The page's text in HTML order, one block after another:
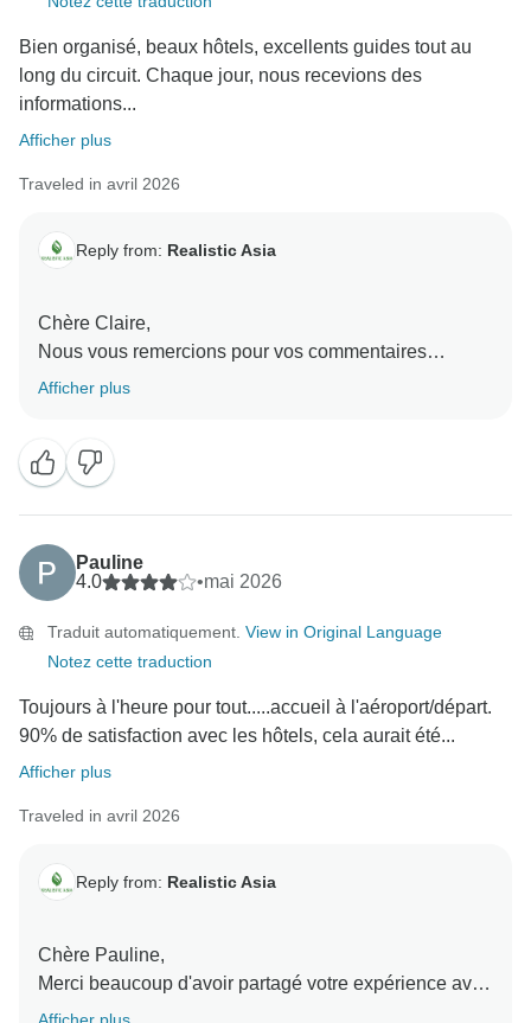
Nous vous prions d'agréer, Madame, Monsieur,
Bien organisé, beaux hôtels, excellents guides tout au
long du circuit. Chaque jour, nous recevions des
informations...
Afficher plus
Traveled in avril 2026
Reply from: Realistic Asia
Chère Claire,
Nous vous remercions pour vos commentaires
élogieux. Nous sommes ravis d'apprendre que vous
de savoir que l'aide de Thang a contribué à rendre le
voyage plus agréable et plus confortable pour votre
mère. Nous apprécions vraiment que vous ayez pris le
temps de partager votre expérience, et nous espérons
vous accueillir à nouveau pour une autre aventure
mémorable en Asie du Sud-Est bientôt !
Nous vous prions d'agréer, Madame, l'expression de
nos salutations distinguées,
Afficher plus
Pauline
4.0
•mai 2026
Traduit automatiquement. View in Original Language
Notez cette traduction
Toujours à l'heure pour tout.....accueil à l'aéroport/départ.
90% de satisfaction avec les hôtels, cela aurait été...
Afficher plus
Traveled in avril 2026
Reply from: Realistic Asia
Chère Pauline,
Merci beaucoup d'avoir partagé votre expérience avec
nous. Nous sommes très heureux d'apprendre que